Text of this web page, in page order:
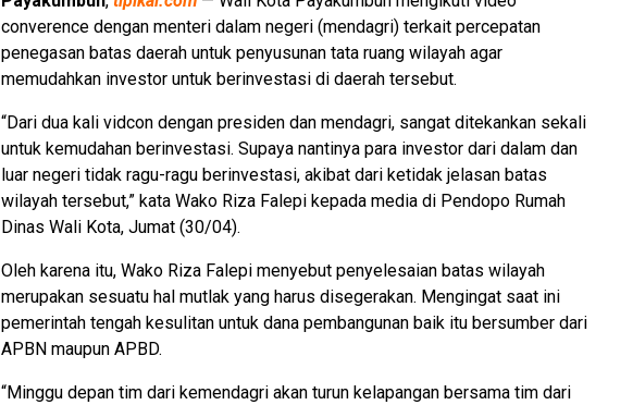
converence dengan menteri dalam negeri (mendagri) terkait percepatan
penegasan batas daerah untuk penyusunan tata ruang wilayah agar
memudahkan investor untuk berinvestasi di daerah tersebut.
“Dari dua kali vidcon dengan presiden dan mendagri, sangat ditekankan sekali
untuk kemudahan berinvestasi. Supaya nantinya para investor dari dalam dan
luar negeri tidak ragu-ragu berinvestasi, akibat dari ketidak jelasan batas
wilayah tersebut,” kata Wako Riza Falepi kepada media di Pendopo Rumah
Dinas Wali Kota, Jumat (30/04).
Oleh karena itu, Wako Riza Falepi menyebut penyelesaian batas wilayah
merupakan sesuatu hal mutlak yang harus disegerakan. Mengingat saat ini
pemerintah tengah kesulitan untuk dana pembangunan baik itu bersumber dari
APBN maupun APBD.
“Minggu depan tim dari kemendagri akan turun kelapangan bersama tim dari